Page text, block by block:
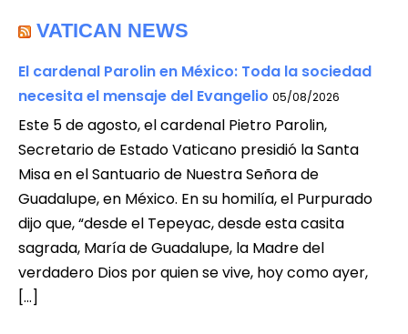
VATICAN NEWS
El cardenal Parolin en México: Toda la sociedad
necesita el mensaje del Evangelio 05/08/2026
Este 5 de agosto, el cardenal Pietro Parolin,
Secretario de Estado Vaticano presidió la Santa
Misa en el Santuario de Nuestra Señora de
Guadalupe, en México. En su homilía, el Purpurado
dijo que, “desde el Tepeyac, desde esta casita
sagrada, María de Guadalupe, la Madre del
verdadero Dios por quien se vive, hoy como ayer,
[…]